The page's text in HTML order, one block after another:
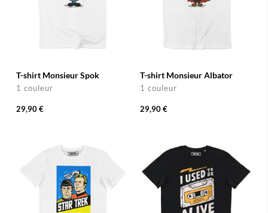
T-shirt Monsieur Spok
1 couleur
29,90 €
T-shirt Monsieur Albator
1 couleur
29,90 €